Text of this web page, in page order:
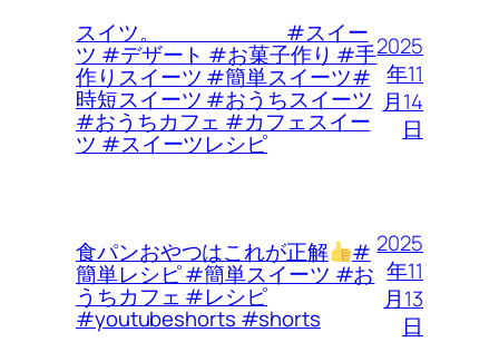
スイツ。 #スイー
ツ #デザート #お菓子作り #手
作りスイーツ #簡単スイーツ#
時短スイーツ #おうちスイーツ
#おうちカフェ #カフェスイー
ツ #スイーツレシピ
2025
年11
月14
日
食パンおやつはこれが正解 #
簡単レシピ #簡単スイーツ #お
うちカフェ #レシピ
#youtubeshorts #shorts
2025
年11
月13
日